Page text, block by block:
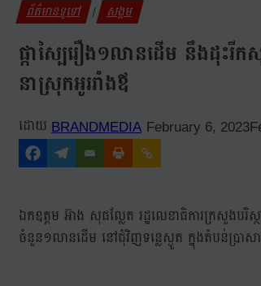
ព័ត៌មានទូទៅ | សង្គម
ផ្កាស្បៃរឿង១លានដើម នឹងដុះរី
នាស្រុកអូររាំងឪ
BRANDMEDIA February 6, 2023
ឯកឧត្តម អ៊ាង សុផល្លែត រដ្ឋលេខាធិការក្រសួងបរិស្ថ
ចំនួន១លានដើម នៅជុំវិញទន្លេស្ងួត ក្នុងតំបន់ប្រាស